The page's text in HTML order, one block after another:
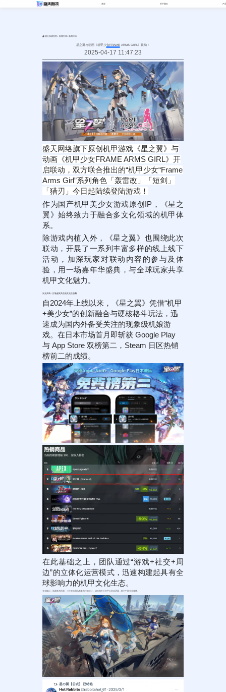
首页 关于我们 产
盛天游戏首页> 新闻列表 > 新闻详情
星之翼与动画《机甲少女FRAME ARMS GIRL》联动！
2025-04-17 11:47:23
盛天网络旗下原创机甲游戏《星之翼》与
动画《机甲少女FRAME ARMS GIRL》开
启联动，双方联合推出的“机甲少女“Frame
Arms Girl”系列角色「轰雷改」「短剑」
「猎刃」今日起陆续登陆游戏！
作为国产机甲美少女游戏原创IP，《星之
翼》始终致力于融合多文化领域的机甲体
系。
除游戏内植入外，《星之翼》也围绕此次
联动，开展了一系列丰富多样的线上线下
活动，加深玩家对联动内容的参与及体
验，用一场嘉年华盛典，与全球玩家共享
机甲文化魅力。
次元共鸣：打造虚实共生的文化生态圈
自2024年上线以来，《星之翼》凭借“机甲
+美少女”的创新融合与硬核格斗玩法，迅
速成为国内外备受关注的现象级机娘游
戏。在日本市场首月即斩获 Google Play
与 App Store 双榜第二，Steam 日区热销
榜前二的成绩。
在此基础之上，团队通过“游戏+社交+周
边”的立体化运营模式，迅速构建起具有全
球影响力的机甲文化生态。
文化输出：游戏角色秋雨、小玲凭借国风形象与技能设计，成为海外社交平台热议话题，助力中国文化传播。